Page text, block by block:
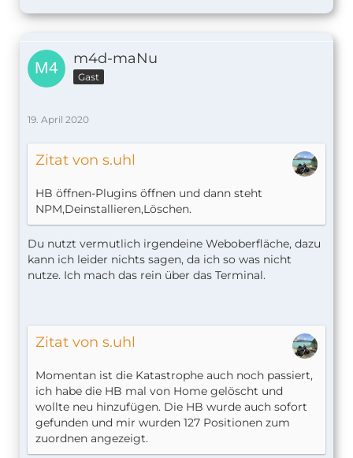
m4d-maNu
Gast
19. April 2020
Zitat von s.uhl
HB öffnen-Plugins öffnen und dann steht
NPM,Deinstallieren,Löschen.
Du nutzt vermutlich irgendeine Weboberfläche, dazu
kann ich leider nichts sagen, da ich so was nicht
nutze. Ich mach das rein über das Terminal.
Zitat von s.uhl
Momentan ist die Katastrophe auch noch passiert,
ich habe die HB mal von Home gelöscht und
wollte neu hinzufügen. Die HB wurde auch sofort
gefunden und mir wurden 127 Positionen zum
zuordnen angezeigt.